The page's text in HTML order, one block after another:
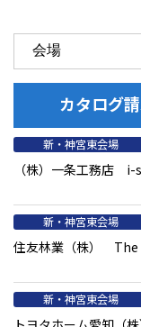
カタログ
新・神宮東会場
（株）一条工務店
新・神宮東会場
住友林業（株） The
新・神宮東会場